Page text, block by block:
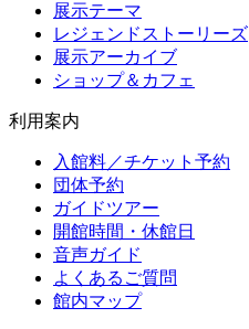
展示テーマ
レジェンドストーリーズ
展示アーカイブ
ショップ＆カフェ
利用案内
入館料／チケット予約
団体予約
ガイドツアー
開館時間・休館日
音声ガイド
よくあるご質問
館内マップ